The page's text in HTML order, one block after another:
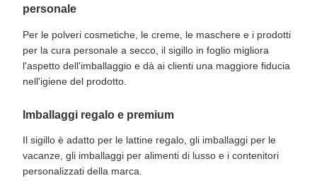
personale
Per le polveri cosmetiche, le creme, le maschere e i prodotti
per la cura personale a secco, il sigillo in foglio migliora
l'aspetto dell'imballaggio e dà ai clienti una maggiore fiducia
nell'igiene del prodotto.
Imballaggi regalo e premium
Il sigillo è adatto per le lattine regalo, gli imballaggi per le
vacanze, gli imballaggi per alimenti di lusso e i contenitori
personalizzati della marca.